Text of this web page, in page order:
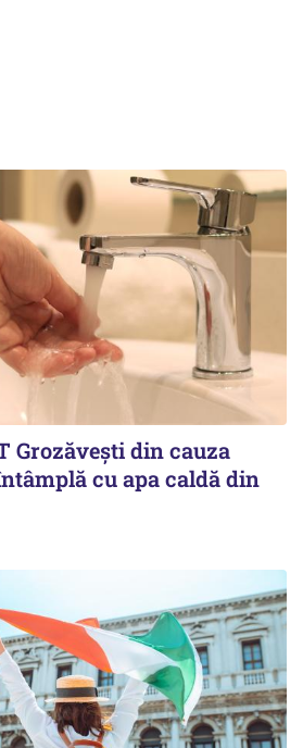
Grozăvești din cauza
cu apa caldă din